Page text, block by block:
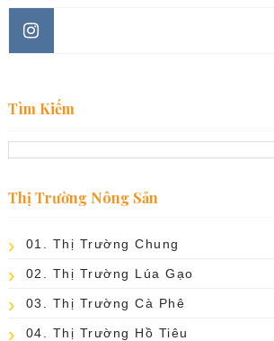
Tìm Kiếm
Thị Trường Nông Sản
01. Thị Trường Chung
02. Thị Trường Lúa Gạo
03. Thị Trường Cà Phê
04. Thị Trường Hồ Tiêu